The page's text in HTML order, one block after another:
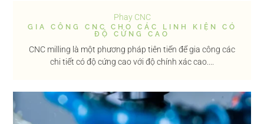
Phay CNC
GIA CÔNG CNC CHO CÁC LINH KIỆN CÓ
ĐỘ CỨNG CAO
CNC milling là một phương pháp tiên tiến để gia công các
chi tiết có độ cứng cao với độ chính xác cao....